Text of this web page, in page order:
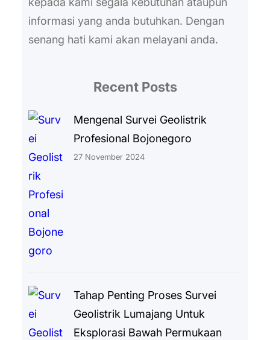
informasi yang anda butuhkan. Dengan
senang hati kami akan melayani anda.
Recent Posts
Mengenal Survei Geolistrik
Profesional Bojonegoro
27 November 2024
Tahap Penting Proses Survei
Geolistrik Lumajang Untuk
Eksplorasi Bawah Permukaan